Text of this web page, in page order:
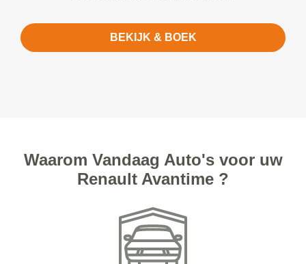
BEKIJK & BOEK
Waarom Vandaag Auto's voor uw
Renault Avantime ?